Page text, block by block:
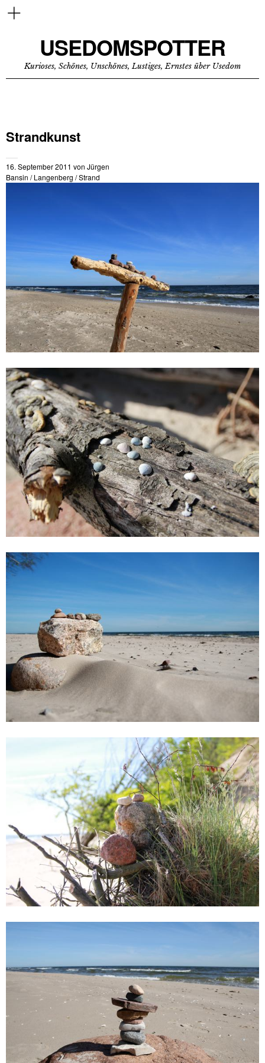
USEDOMSPOTTER
Kurioses, Schönes, Unschönes, Lustiges, Ernstes über Usedom
Strandkunst
16. September 2011 von Jürgen
Bansin /Langenberg /Strand